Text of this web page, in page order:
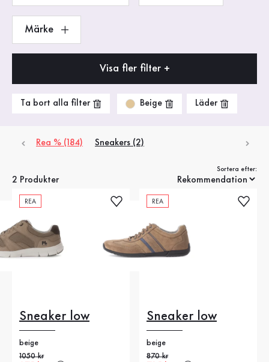
Märke
Visa fler filter +
Ta bort alla filter Beige Läder
Rea % (184) Sneakers (2)
2 Produkter
Sortera efter:
REA
Sneaker low
beige
Gammalt pris
1050 kr
REA
Sneaker low
beige
Gammalt pris
870 kr